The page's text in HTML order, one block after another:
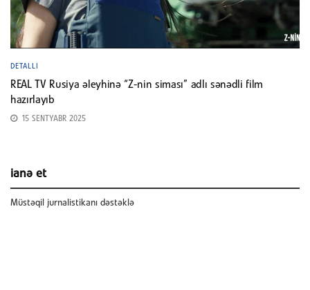
DETALLI
REAL TV Rusiya əleyhinə “Z-nin siması” adlı sənədli film
hazırlayıb
15 SENTYABR 2025
ianə et
Müstəqil jurnalistikanı dəstəklə